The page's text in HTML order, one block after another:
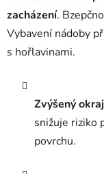
zacházení.
Vybavení nádoby
s hořlavinami.
Zvýšený
snižuje riziko
povrchu.